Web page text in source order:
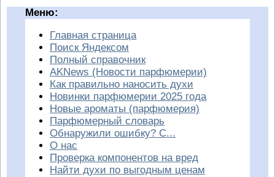
Меню:
Главная страница
Поиск Яндексом
Полный справочник
AKNews (Новости парфюмерии)
Как правильно наносить духи
Новинки парфюмерии 2025 года
Новые ароматы (парфюмерия)
Парфюмерный словарь
Обнаружили ошибку? С...
О нас
Проверка компонентов на вред
Найти духи по выгодным ценам